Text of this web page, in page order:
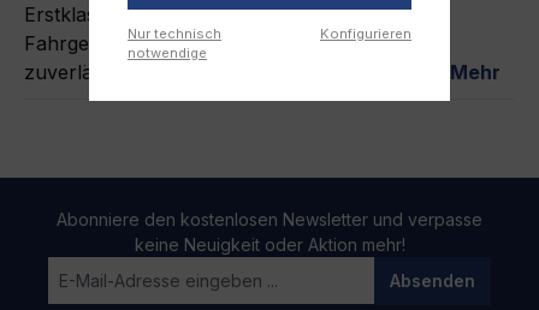
Erstklassige Qualität: ZARGES Scharnier für
Fahrgerüstplattformen Du suchst nach
zuverlässigem und langlebigem Zubehör für… Mehr
Abonniere den kostenlosen Newsletter und verpasse
keine Neuigkeit oder Aktion mehr!
Absenden
Nur technisch
notwendige
Konfigurieren